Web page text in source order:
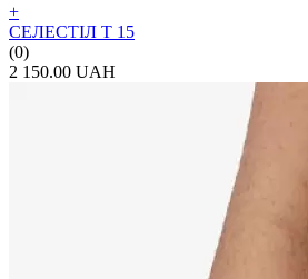
+
СЕЛЕСТІЛ Т 15
(0)
2 150.00 UAH